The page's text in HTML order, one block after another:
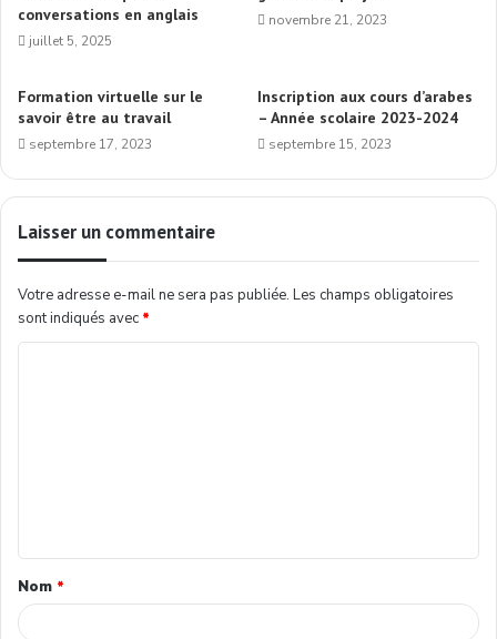
conversations en anglais
juillet 5, 2025
novembre 21, 2023
Formation virtuelle sur le
savoir être au travail
septembre 17, 2023
Inscription aux cours d’arabes
– Année scolaire 2023-2024
septembre 15, 2023
Laisser un commentaire
Votre adresse e-mail ne sera pas publiée. Les champs obligatoires
sont indiqués avec *
Nom *